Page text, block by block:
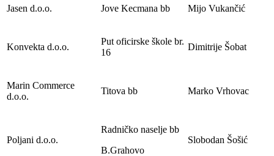
Jasen d.o.o. Jove Kecmana bb Mijo Vukančić
Konvekta d.o.o.
Put oficirske škole br.
16
Dimitrije Šobat
Marin Commerce
d.o.o.
Titova bb Marko Vrhovac
Poljani d.o.o.
Radničko naselje bb
B.Grahovo
Slobodan Šošić